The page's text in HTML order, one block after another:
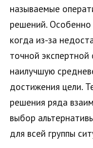
называемые
решений.
когда из-за
точной
наилучшую
достижения цели.
решения ряда
выбор
для всей группы